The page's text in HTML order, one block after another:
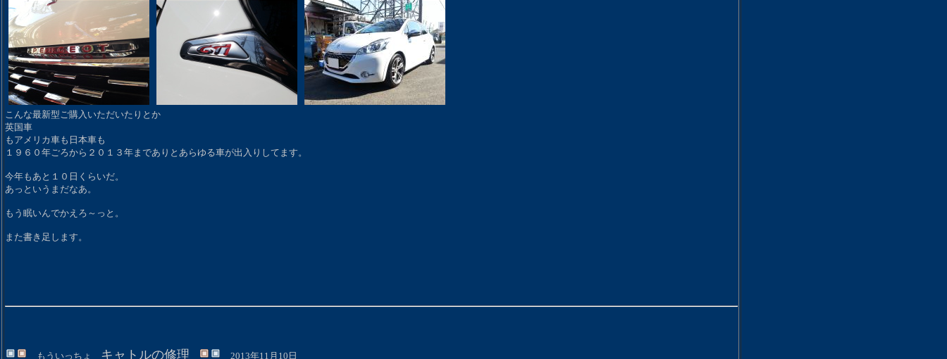
こんな最新型ご購入いただいたりとか
英国車
もアメリカ車も日本車も
１９６０年ごろから２０１３年までありとあらゆる車が出入りしてます。
今年もあと１０日くらいだ。
あっというまだなあ。
もう眠いんでかえろ～っと。
また書き足します。
もういっちょ キャトルの修理 2013年11月10日